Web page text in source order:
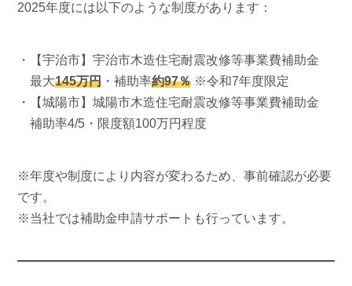
2025年度には以下のような制度があります：
・【宇治市】宇治市木造住宅耐震改修等事業費補助金
最大145万円 ・補助率約97％ ※令和7年度限定
・【城陽市】城陽市木造住宅耐震改修等事業費補助金
補助率4/5・限度額100万円程度
※年度や制度により内容が変わるため、事前確認が必要
です。
※当社では補助金申請サポートも行っています。